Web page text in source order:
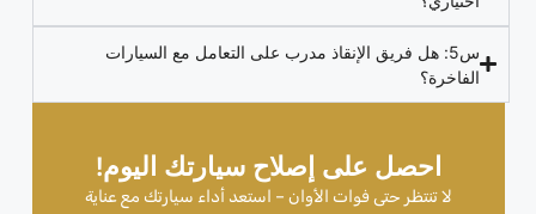
احصل على إصلاح سيارتك اليوم!
لا تنتظر حتى فوات الأوان – استعد أداء سيارتك مع عناية
س5: هل فريق الإنقاذ مدرب على التعامل مع السيارات
الفاخرة؟